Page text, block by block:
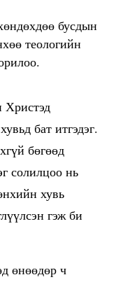
бусдын
теологийн
Христэд
бат итгэдэг.
бөгөөд
солилцоо нь
хувь
гэж би
өнөөдөр ч